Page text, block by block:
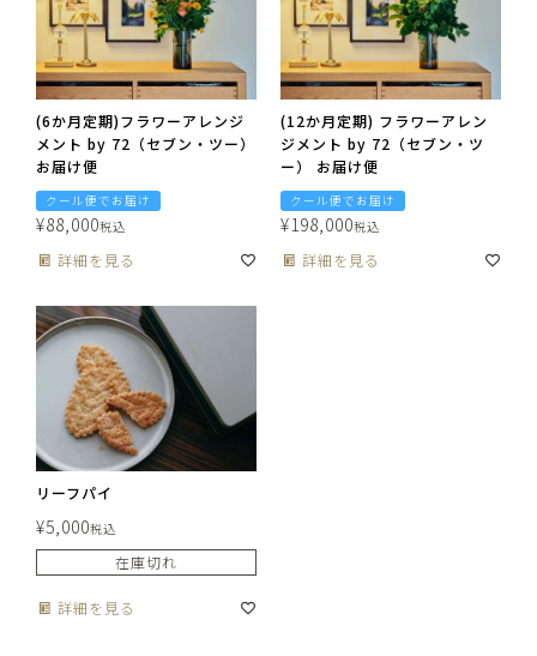
(6か月定期)フラワーアレンジ
メント by 72（セブン・ツー）
お届け便
クール便でお届け
¥88,000税込
詳細を見る
(12か月定期) フラワーアレン
ジメント by 72（セブン・ツ
ー） お届け便
クール便でお届け
¥198,000税込
詳細を見る
リーフパイ
¥5,000税込
在庫切れ
詳細を見る